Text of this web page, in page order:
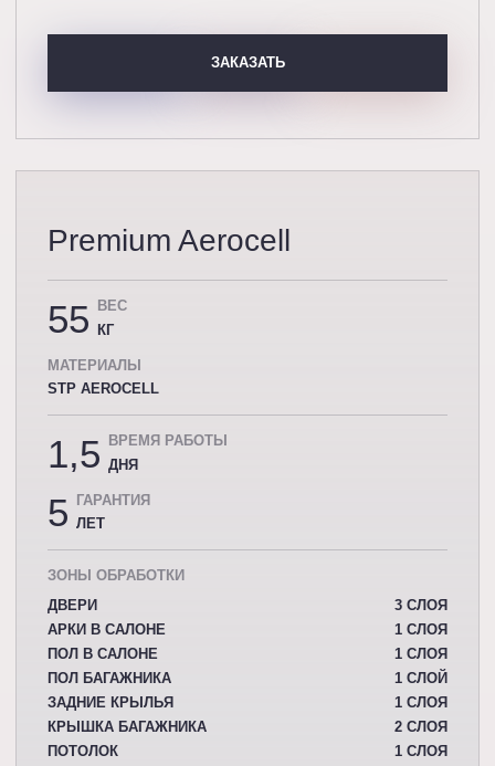
Premium Aerocell
55
ВЕС
КГ
МАТЕРИАЛЫ
STP AEROCELL
1,5
ВРЕМЯ РАБОТЫ
ДНЯ
5
ГАРАНТИЯ
ЛЕТ
ЗОНЫ ОБРАБОТКИ
ДВЕРИ
3 СЛОЯ
АРКИ В САЛОНЕ
1 СЛОЯ
ПОЛ В САЛОНЕ
1 СЛОЯ
ПОЛ БАГАЖНИКА
1 СЛОЙ
ЗАДНИЕ КРЫЛЬЯ
1 СЛОЯ
КРЫШКА БАГАЖНИКА
2 СЛОЯ
ПОТОЛОК
1 СЛОЯ
ЗАКАЗАТЬ